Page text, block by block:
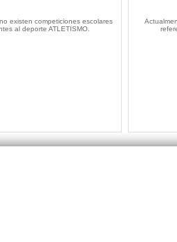
existen competiciones escolares
al deporte ATLETISMO.